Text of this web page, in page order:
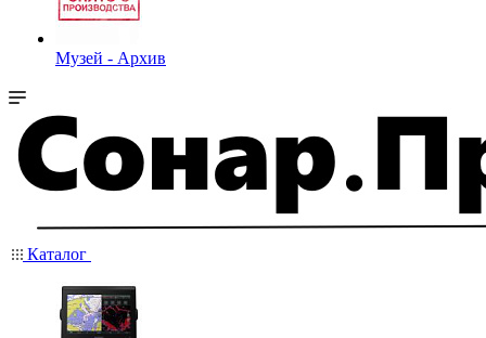
Музей - Архив
Каталог